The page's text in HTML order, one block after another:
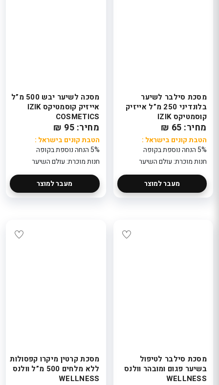
מסכת סילבר לשיער
בלונדיני 250 מ”ל אייזיק
קוסמטיקס IZIK
COSMETICS
מחיר: 65 ₪
הטבת קונים בישראל :
5% הנחה נוספת בקופה
חנות מוכרת: עולם השיער
מעבר למוצר
מסכה לשיער יבש 500 מ”ל
אייזיק קוסמטיקס IZIK
COSMETICS
מחיר: 95 ₪
הטבת קונים בישראל :
5% הנחה נוספת בקופה
חנות מוכרת: עולם השיער
מעבר למוצר
מסכת סילבר לטיפול
בשיער פגום ומובהר וולנס
WELLNESS
מסכת קרטין מיקרו קפסולות
ללא מלחים 500 מ”ל וולנס
WELLNESS